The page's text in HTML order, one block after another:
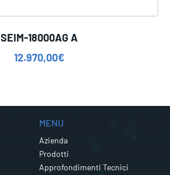
SEIM-18000AG A
12.970,00€
MENU
Azienda
Prodotti
Approfondimenti Tecnici